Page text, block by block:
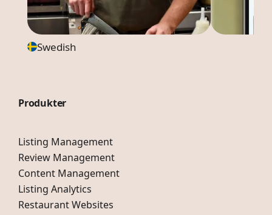
Swedish
Produkter
Listing Management
Review Management
Content Management
Listing Analytics
Restaurant Websites